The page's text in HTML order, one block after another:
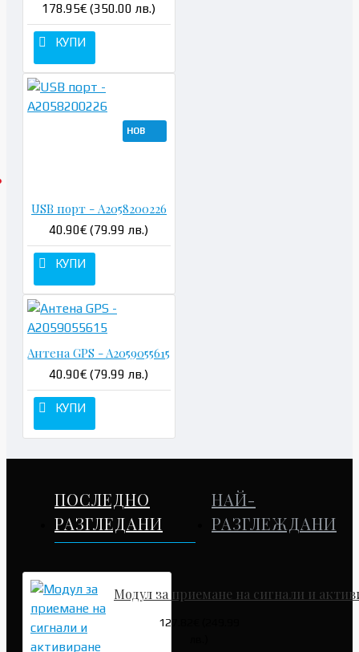
178.95€ (350.00 лв.)
КУПИ
НОВ
USB порт - A2058200226
40.90€ (79.99 лв.)
КУПИ
Антена GPS - A2059055615
40.90€ (79.99 лв.)
КУПИ
ПОСЛЕДНО
РАЗГЛЕДАНИ
НАЙ-
РАЗГЛЕЖДАНИ
Модул за приемане на сигнали и
127.82€ (249.99